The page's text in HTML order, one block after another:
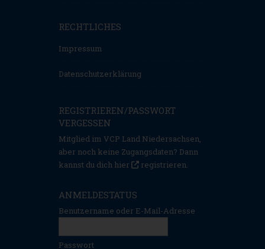
RECHTLICHES
Impressum
Datenschutzerklärung
REGISTRIEREN/PASSWORT
VERGESSEN
Mitglied im VCP Land Niedersachsen,
aber noch keine Zugangsdaten? Dann
kannst du dich hier
registrieren.
ANMELDESTATUS
Benutzername oder E-Mail-Adresse
Passwort